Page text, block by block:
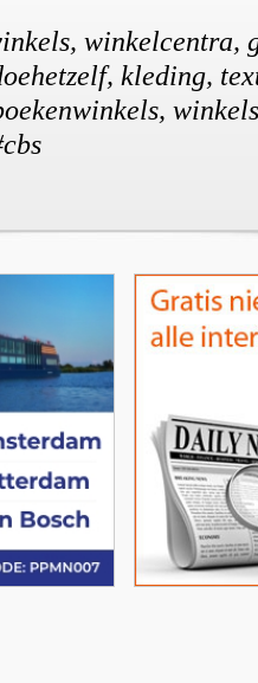
winkelcentra,
kleding,